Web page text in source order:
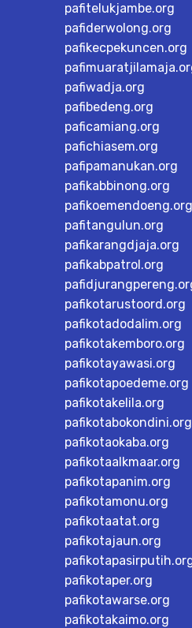
pafitelukjambe.org
pafiderwolong.org
pafikecpekuncen.org
pafiwadja.org
pafibedeng.org
paficamiang.org
pafichiasem.org
pafipamanukan.org
pafikabbinong.org
pafikoemendoeng.org
pafitangulun.org
pafikarangdjaja.org
pafikabpatrol.org
pafikotarustoord.org
pafikotadodalim.org
pafikotakemboro.org
pafikotayawasi.org
pafikotapoedeme.org
pafikotakelila.org
pafikotabokondini.org
pafikotaokaba.org
pafikotaalkmaar.org
pafikotapanim.org
pafikotamonu.org
pafikotaatat.org
pafikotajaun.org
pafikotaper.org
pafikotawarse.org
pafikotakaimo.org